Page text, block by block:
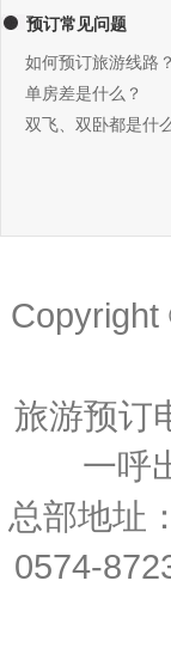
预订常见问题
如何预订旅游线路？
单房差是什么？
双飞、双卧都是什
旅游预订
一呼
总部地址
0574-